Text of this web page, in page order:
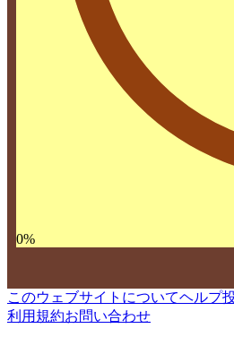
0%
このウェブサイトについてヘルプ
利用規約お問い合わせ